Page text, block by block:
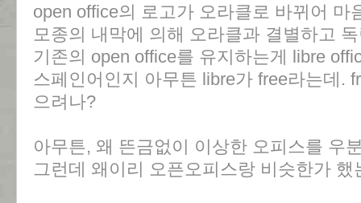
open office의 로고가 오라클로 바뀌어 마
모종의 내막에 의해 오라클과 결별하고
기존의 open office를 유지하는게 libre
스페인어인지 아무튼 libre가 free라는데.
으려나?
아무튼, 왜 뜬금없이 이상한 오피스를 우
그런데 왜이리 오픈오피스랑 비슷한가